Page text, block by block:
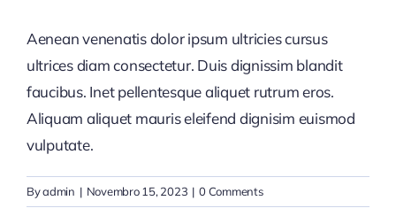
Aenean venenatis dolor ipsum ultricies cursus
ultrices diam consectetur. Duis dignissim blandit
faucibus. Inet pellentesque aliquet rutrum eros.
Aliquam aliquet mauris eleifend dignisim euismod
vulputate.
Byadmin | Novembro 15, 2023 | 0 Comments